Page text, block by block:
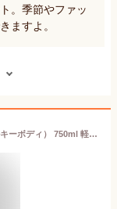
。季節やファッ
ますよ。
エクア EQUAボトル ミスマッチボトル（シルキーボディ） 750ml 軽量耐熱ガラス 食洗機対応 ボトルカバー・ボトルキャップ着せ替え可能 水筒 マイボトル ガラスボトル エコボトル オフィス ギフト プレゼント 軽い おしゃれ かわいい メール便不可 送料別 ◇◇